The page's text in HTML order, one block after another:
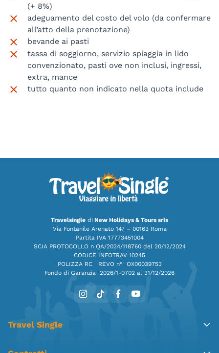
(+ 8%)
adeguamento del costo del volo (da confermare
all’atto della prenotazione)
bevande ai pasti
tassa di soggiorno, servizio spiaggia in lido
convenzionato, pasti ove non inclusi, ingressi,
extra, mance
tutto quanto non indicato nella quota include
Travelsingle di New Holidays & Tours srls
Via Fontanile Arenato 147 – 00163 Roma
Partita IVA 17773451004
SCIA PROTOCOLLO n QA/2024/118760 del 20/12/2024
CODICE INFOTRAV 10245
POLIZZA RC REVO n° OX00039753
Fondo di Garanzia 2026/1-0702 al 31/12/2026
Travel Single